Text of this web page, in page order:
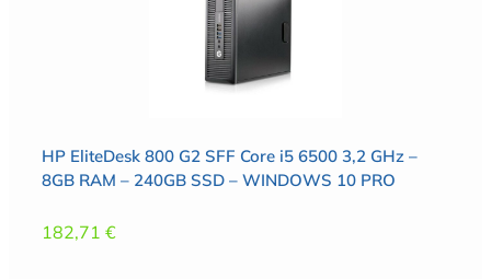
HP EliteDesk 800 G2 SFF Core i5 6500 3,2 GHz –
8GB RAM – 240GB SSD – WINDOWS 10 PRO
182,71 €